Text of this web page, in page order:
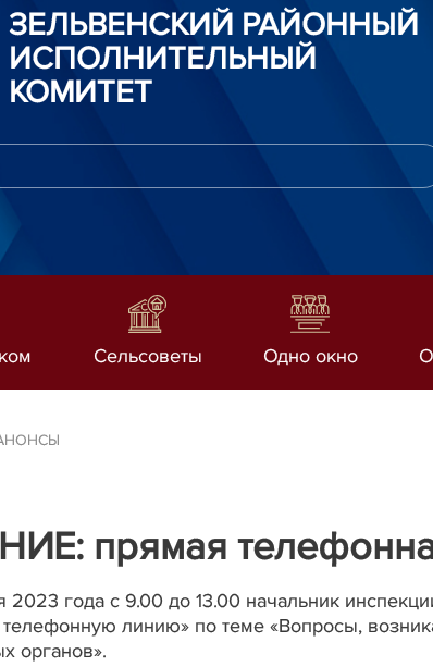
ЗЕЛЬВЕНСКИЙ РАЙОННЫЙ
ИСПОЛНИТЕЛЬНЫЙ
КОМИТЕТ
Сельсоветы Одно окно
прямая
2023 года c 9.00 до 13.00 начальник
линию» по теме «Вопросы,
органов».